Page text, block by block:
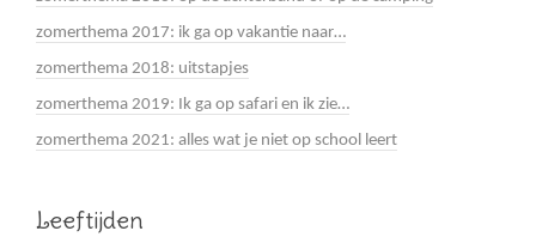
zomerthema 2017: ik ga op vakantie naar…
zomerthema 2018: uitstapjes
zomerthema 2019: Ik ga op safari en ik zie…
zomerthema 2021: alles wat je niet op school leert
Leeftijden